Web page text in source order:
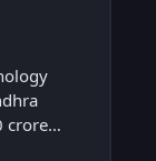
crore